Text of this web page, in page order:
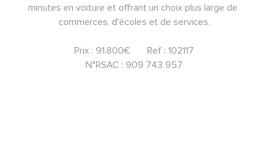
minutes en voiture et offrant un choix plus large de
commerces, d'écoles et de services.
Prix : 91.800€       Ref : 102117
N°RSAC : 909 743 957